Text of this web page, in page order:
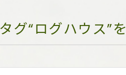
タグ“ログハウス”